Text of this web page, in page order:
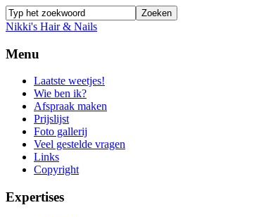
Nikki's Hair & Nails
Menu
Laatste weetjes!
Wie ben ik?
Afspraak maken
Prijslijst
Foto gallerij
Veel gestelde vragen
Links
Copyright
Expertises